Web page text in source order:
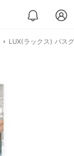
LUX(ラックス) バス